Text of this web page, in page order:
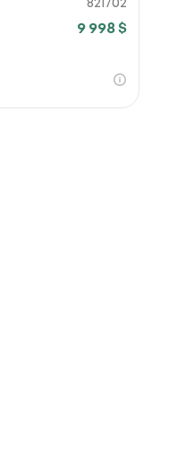
9 998 $